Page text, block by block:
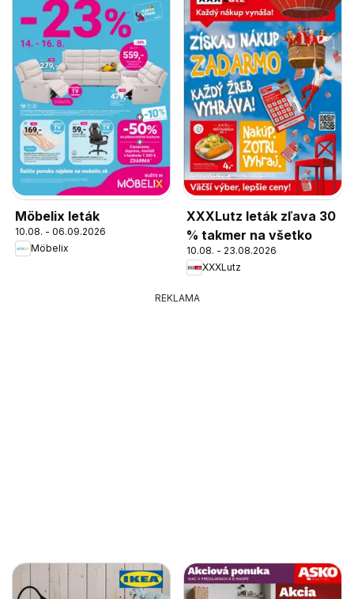
Möbelix leták
10.08. - 06.09.2026
Möbelix
XXXLutz leták zľava 30
% takmer na všetko
10.08. - 23.08.2026
XXXLutz
REKLAMA